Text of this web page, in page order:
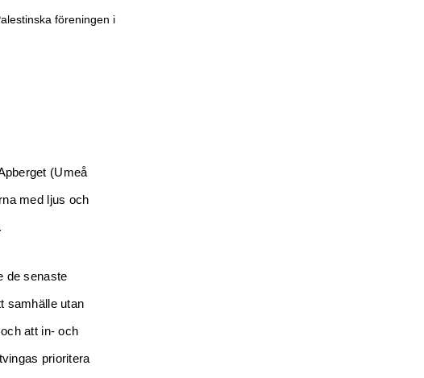
föreningen i
(Umeå
med ljus och
de senaste
samhälle utan
att in- och
prioritera